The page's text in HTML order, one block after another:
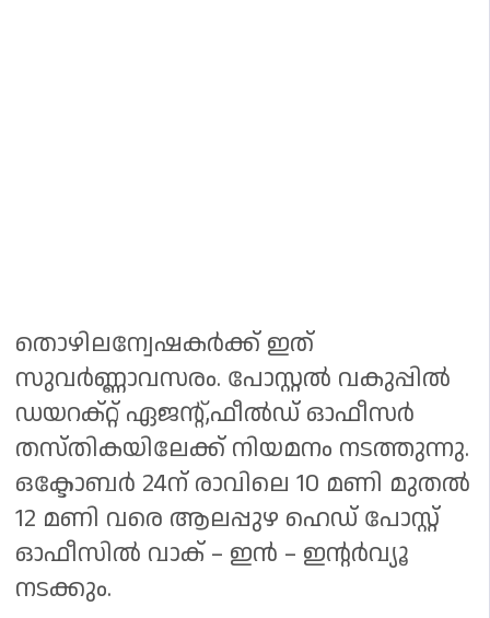
തൊഴിലന്വേഷകർക്ക് ഇത്
സുവർണ്ണാവസരം. പോസ്റ്റൽ വകുപ്പിൽ
ഡയറക്റ്റ് ഏജന്റ്,ഫീൽഡ് ഓഫീസർ
തസ്തികയിലേക്ക് നിയമനം നടത്തുന്നു.
ഒക്ടോബർ 24ന് രാവിലെ 10 മണി മുതൽ
12 മണി വരെ ആലപ്പുഴ ഹെഡ് പോസ്റ്റ്
ഓഫീസിൽ വാക് – ഇൻ – ഇന്റർവ്യൂ
നടക്കും.